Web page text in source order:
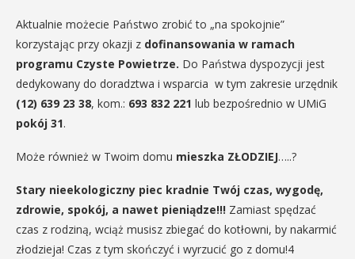
Aktualnie możecie Państwo zrobić to „na spokojnie”
korzystając przy okazji z dofinansowania w ramach
programu Czyste Powietrze. Do Państwa dyspozycji jest
dedykowany do doradztwa i wsparcia w tym zakresie urzędnik
(12) 639 23 38, kom.: 693 832 221 lub bezpośrednio w UMiG
pokój 31.
Może również w Twoim domu mieszka ZŁODZIEJ…..?
Stary nieekologiczny piec kradnie Twój czas, wygodę,
zdrowie, spokój, a nawet pieniądze!!! Zamiast spędzać
czas z rodziną, wciąż musisz zbiegać do kotłowni, by nakarmić
złodzieja! Czas z tym skończyć i wyrzucić go z domu!4